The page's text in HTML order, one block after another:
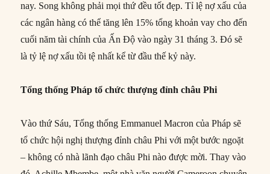
nay. Song không phải mọi thứ đều tốt đẹp. Tỉ lệ nợ xấu của
các ngân hàng có thể tăng lên 15% tổng khoản vay cho đến
cuối năm tài chính của Ấn Độ vào ngày 31 tháng 3. Đó sẽ
là tỷ lệ nợ xấu tồi tệ nhất kể từ đầu thế kỷ này.
Tổng thống Pháp tổ chức thượng đỉnh châu Phi
Vào thứ Sáu, Tổng thống Emmanuel Macron của Pháp sẽ
tổ chức hội nghị thượng đỉnh châu Phi với một bước ngoặt
– không có nhà lãnh đạo châu Phi nào được mời. Thay vào